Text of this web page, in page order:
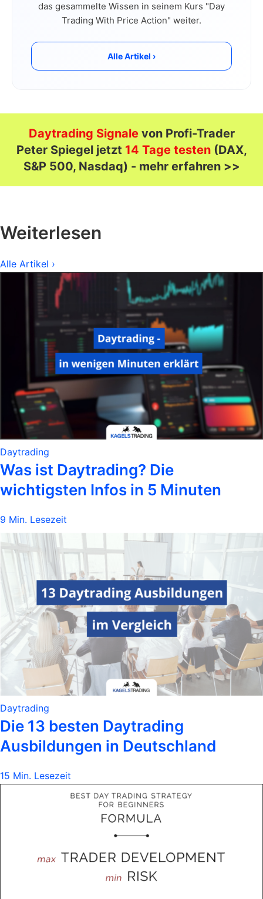
das gesammelte Wissen in seinem Kurs "Day
Trading With Price Action" weiter.
Alle Artikel ›
Daytrading Signalevon Profi-Trader
Peter Spiegel jetzt 14 Tage testen(DAX,
S&P 500, Nasdaq) - mehr erfahren >>
Weiterlesen
Alle Artikel ›
Daytrading
Was ist Daytrading? Die
wichtigsten Infos in 5 Minuten
9 Min. Lesezeit
Daytrading
Die 13 besten Daytrading
Ausbildungen in Deutschland
15 Min. Lesezeit